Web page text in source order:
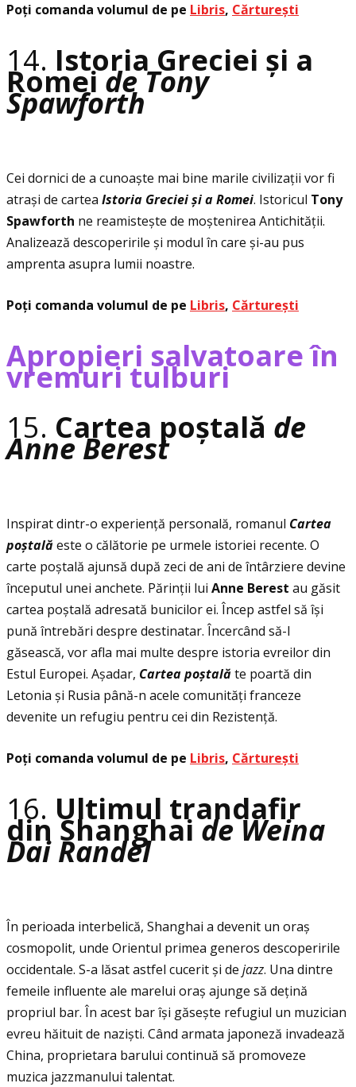
Poţi comanda volumul de pe Libris, Cărturești
14. Istoria Greciei și a
Romeide Tony
Spawforth
Cei dornici de a cunoaște mai bine marile civilizaţii vor fi
atrași de cartea Istoria Grecieiși a Romei. Istoricul Tony
Spawforth ne reamistește de moștenirea Antichităţii.
Analizează descoperirile și modul în care și-au pus
amprenta asupra lumii noastre.
Poţi comanda volumul de pe Libris, Cărturești
Apropieri salvatoare în
vremuri tulburi
15. Cartea poștală de
Anne Berest
Inspirat dintr-o experienţă personală, romanul Cartea
poștalăeste o călătorie pe urmele istoriei recente. O
carte poștală ajunsă după zeci de ani de întârziere devine
începutul unei anchete. Părinţii lui Anne Berest au găsit
cartea poștală adresată bunicilor ei. Încep astfel să își
pună întrebări despre destinatar. Încercând să-l
găsească, vor afla mai multe despre istoria evreilor din
Estul Europei. Așadar, Cartea poștalăte poartă din
Letonia și Rusia până-n acele comunităţi franceze
devenite un refugiu pentru cei din Rezistenţă.
Poţi comanda volumul de pe Libris, Cărturești
16. Ultimul trandafir
din Shanghaide Weina
Dai Randel
În perioada interbelică, Shanghai a devenit un oraș
cosmopolit, unde Orientul primea generos descoperirile
occidentale. S-a lăsat astfel cucerit și de jazz. Una dintre
femeile influente ale marelui oraș ajunge să deţină
propriul bar. În acest bar își găsește refugiul un muzician
evreu hăituit de naziști. Când armata japoneză invadează
China, proprietara barului continuă să promoveze
muzica jazzmanului talentat.